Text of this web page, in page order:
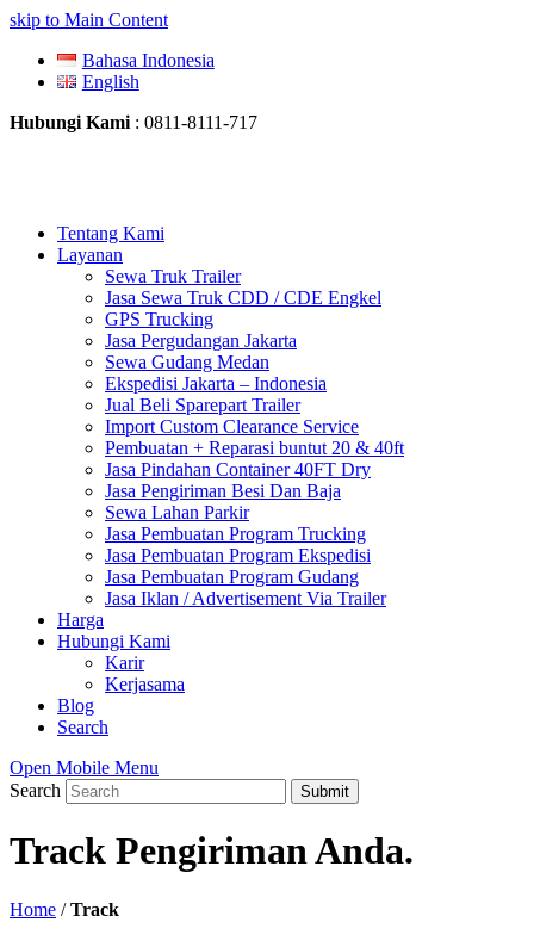
skip to Main Content
Bahasa Indonesia
English
Hubungi Kami : 0811-8111-717
Tentang Kami
Layanan
Sewa Truk Trailer
Jasa Sewa Truk CDD / CDE Engkel
GPS Trucking
Jasa Pergudangan Jakarta
Sewa Gudang Medan
Ekspedisi Jakarta – Indonesia
Jual Beli Sparepart Trailer
Import Custom Clearance Service
Pembuatan + Reparasi buntut 20 & 40ft
Jasa Pindahan Container 40FT Dry
Jasa Pengiriman Besi Dan Baja
Sewa Lahan Parkir
Jasa Pembuatan Program Trucking
Jasa Pembuatan Program Ekspedisi
Jasa Pembuatan Program Gudang
Jasa Iklan / Advertisement Via Trailer
Harga
Hubungi Kami
Karir
Kerjasama
Blog
Search
Open Mobile Menu
Search
Submit
Track Pengiriman Anda.
Home /Track